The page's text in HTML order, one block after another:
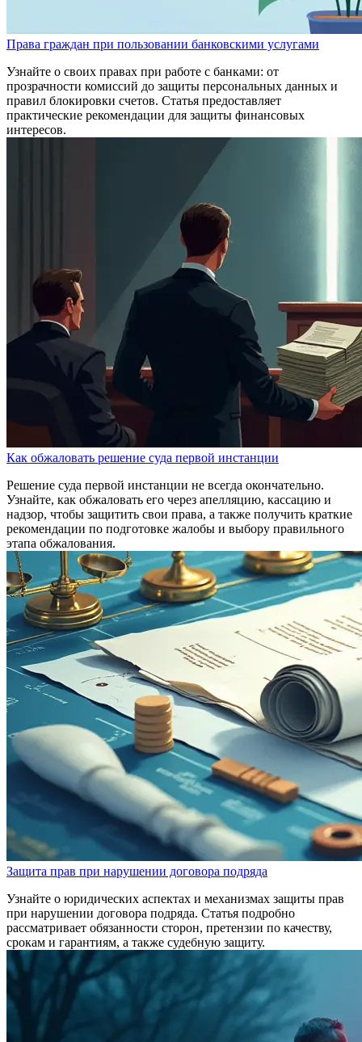
Права граждан при пользовании банковскими услугами
Узнайте о своих правах при работе с банками: от
прозрачности комиссий до защиты персональных данных и
правил блокировки счетов. Статья предоставляет
практические рекомендации для защиты финансовых
интересов.
Как обжаловать решение суда первой инстанции
Решение суда первой инстанции не всегда окончательно.
Узнайте, как обжаловать его через апелляцию, кассацию и
надзор, чтобы защитить свои права, а также получить краткие
рекомендации по подготовке жалобы и выбору правильного
этапа обжалования.
Защита прав при нарушении договора подряда
Узнайте о юридических аспектах и механизмах защиты прав
при нарушении договора подряда. Статья подробно
рассматривает обязанности сторон, претензии по качеству,
срокам и гарантиям, а также судебную защиту.